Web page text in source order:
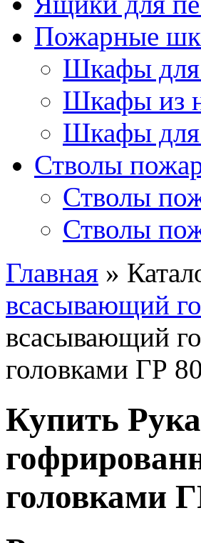
Пожарные
Шкафы для
Шкафы из
Шкафы для
Стволы
Стволы
Стволы
Главная »
всасывающий
всасывающий
головками ГР 80
Купить
головками